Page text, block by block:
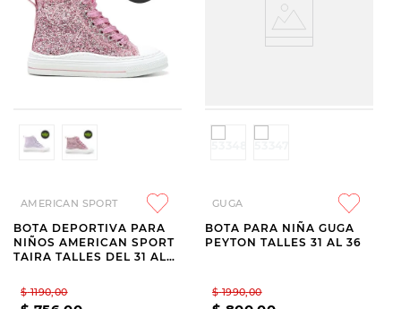
AMERICAN SPORT
BOTA DEPORTIVA PARA
NIÑOS AMERICAN SPORT
TAIRA TALLES DEL 31 AL
$ 1190,00
GUGA
BOTA PARA NIÑA GUGA
PEYTON TALLES 31 AL 36
$ 1990,00